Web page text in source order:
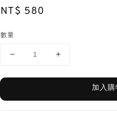
Regular
NT$ 580
數量
加入